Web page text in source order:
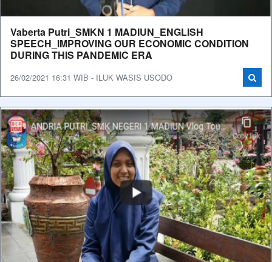
Vaberta Putri_SMKN 1 MADIUN_ENGLISH
SPEECH_IMPROVING OUR ECONOMIC CONDITION
DURING THIS PANDEMIC ERA
26/02/2021 16:31 WIB - ILUK WASIS USODO